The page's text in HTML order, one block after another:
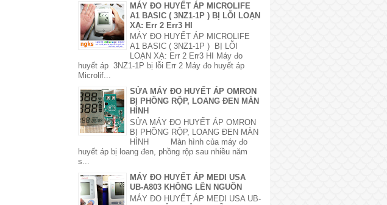
MÁY ĐO HUYẾT ÁP MICROLIFE
A1 BASIC ( 3NZ1-1P ) BỊ LỖI LOẠN
XẠ: Err 2 Err3 HI
MÁY ĐO HUYẾT ÁP MICROLIFE
A1 BASIC ( 3NZ1-1P ) BỊ LỖI
LOẠN XẠ: Err 2 Err3 HI Máy đo
huyết áp 3NZ1-1P bị lỗi Err 2 Máy đo huyết áp
Microlif...
SỬA MÁY ĐO HUYẾT ÁP OMRON
BỊ PHỒNG RỘP, LOANG ĐEN MÀN
HÌNH
SỬA MÁY ĐO HUYẾT ÁP OMRON
BỊ PHỒNG RỘP, LOANG ĐEN MÀN
HÌNH Màn hình của máy đo
huyết áp bị loang đen, phồng rộp sau nhiều năm
s...
MÁY ĐO HUYẾT ÁP MEDI USA
UB-A803 KHÔNG LÊN NGUỒN
MÁY ĐO HUYẾT ÁP MEDI USA UB-